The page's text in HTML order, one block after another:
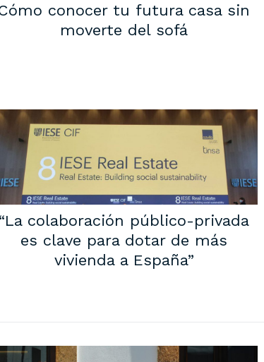
conocer tu futura casa sin
moverte del sofá
“La colaboración público-privada
es clave para dotar de más
vivienda a España”